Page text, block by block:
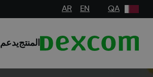
QA
EN
AR
المنتجيدعم